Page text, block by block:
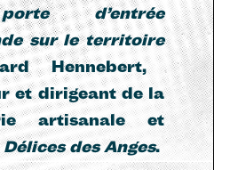
d’entrée
sur le territoire
Hennebert,
et dirigeant de la
artisanale et
Délices des Anges.